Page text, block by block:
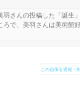
羽さんの投稿した「誕生
ろで、美羽さんは美術
この画像を通報・